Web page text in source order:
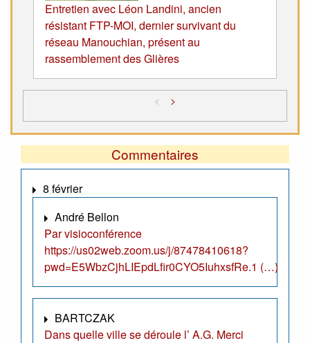
Entretien avec Léon Landini, ancien
résistant FTP-MOI, dernier survivant du
réseau Manouchian, présent au
rassemblement des Glières
< >
Commentaires
8 février
André Bellon
Par visioconférence
https://us02web.zoom.us/j/87478410618?
pwd=E5WbzCjhLIEpdLfir0CYO5IuhxsfRe.1 (…)
BARTCZAK
Dans quelle ville se déroule l’ A.G. Merci